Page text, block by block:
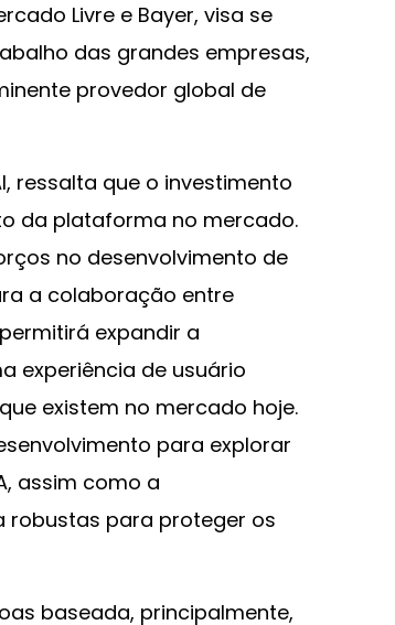
Livre e Bayer, visa se
das grandes empresas,
provedor global de
ressalta que o investimento
da plataforma no mercado.
no desenvolvimento de
a colaboração entre
expandir a
experiência de usuário
existem no mercado hoje.
para explorar
assim como a
robustas para proteger os
baseada, principalmente,